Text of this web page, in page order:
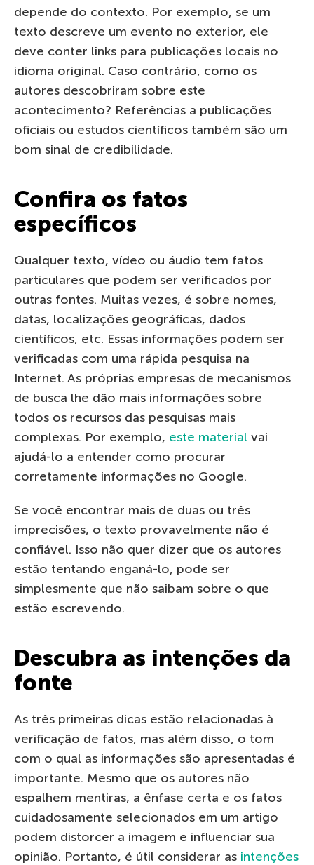
depende do contexto. Por exemplo, se um
texto descreve um evento no exterior, ele
deve conter links para publicações locais no
idioma original. Caso contrário, como os
autores descobriram sobre este
acontecimento? Referências a publicações
oficiais ou estudos científicos também são um
bom sinal de credibilidade.
Confira os fatos
específicos
Qualquer texto, vídeo ou áudio tem fatos
particulares que podem ser verificados por
outras fontes. Muitas vezes, é sobre nomes,
datas, localizações geográficas, dados
científicos, etc. Essas informações podem ser
verificadas com uma rápida pesquisa na
Internet. As próprias empresas de mecanismos
de busca lhe dão mais informações sobre
todos os recursos das pesquisas mais
complexas. Por exemplo, este material vai
ajudá-lo a entender como procurar
corretamente informações no Google.
Se você encontrar mais de duas ou três
imprecisões, o texto provavelmente não é
confiável. Isso não quer dizer que os autores
estão tentando enganá-lo, pode ser
simplesmente que não saibam sobre o que
estão escrevendo.
Descubra as intenções da
fonte
As três primeiras dicas estão relacionadas à
verificação de fatos, mas além disso, o tom
com o qual as informações são apresentadas é
importante. Mesmo que os autores não
espalhem mentiras, a ênfase certa e os fatos
cuidadosamente selecionados em um artigo
podem distorcer a imagem e influenciar sua
opinião. Portanto, é útil considerar as intenções